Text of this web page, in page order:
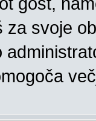
za svoje